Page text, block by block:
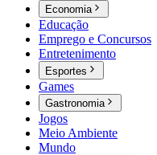
Economia
Educação
Emprego e Concursos
Entretenimento
Esportes
Games
Gastronomia
Jogos
Meio Ambiente
Mundo